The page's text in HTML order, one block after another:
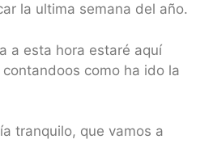
la ultima semana del año.
a esta hora estaré aquí
como ha ido la
tranquilo, que vamos a